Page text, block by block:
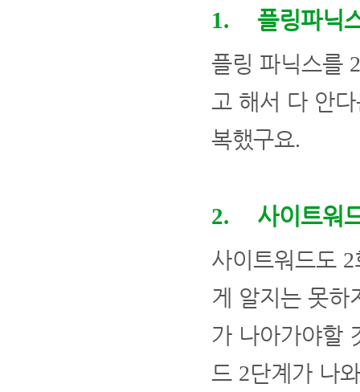
1. 플링파닉
플링 파닉스를 2
고 해서 다 안
복했구요.
2. 사이트워
사이트워드도 2
게 알지는 못하
가 나아가야할
드 2단계가 나